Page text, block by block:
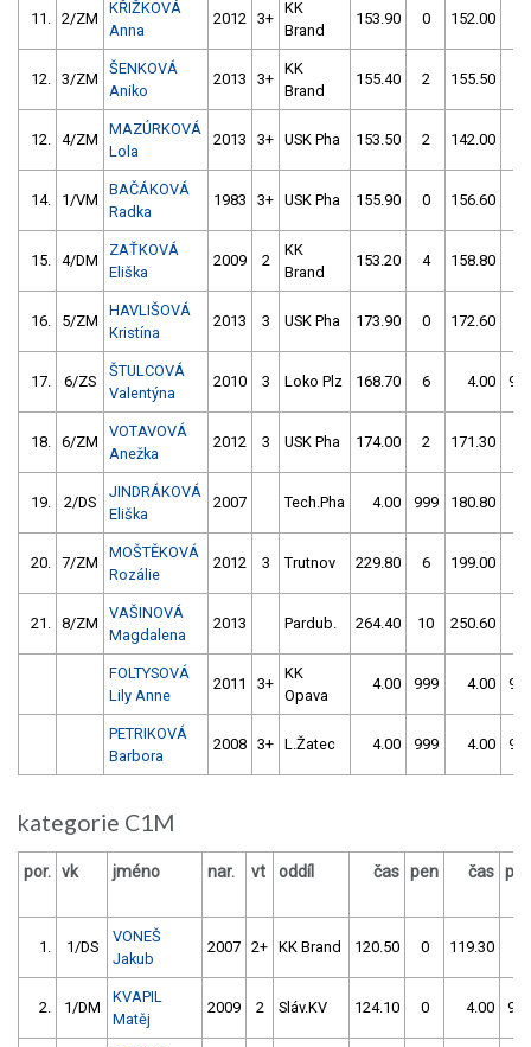
11. 2/ZM
KŘIŽKOVÁ
Anna
2012 3+
KK
Brand
153.90 0 152.00
12. 3/ZM
ŠENKOVÁ
Aniko
2013 3+
KK
Brand
155.40 2 155.50
12. 4/ZM
MAZÚRKOVÁ
Lola
2013 3+ USK Pha 153.50 2 142.00
14. 1/VM
BAČÁKOVÁ
Radka
1983 3+ USK Pha 155.90 0 156.60
15. 4/DM
ZAŤKOVÁ
Eliška
2009 2
KK
Brand
153.20 4 158.80
16. 5/ZM
HAVLIŠOVÁ
Kristína
2013 3 USK Pha 173.90 0 172.60
17. 6/ZS
ŠTULCOVÁ
Valentýna
2010 3 Loko Plz 168.70 6 4.00
18. 6/ZM
VOTAVOVÁ
Anežka
2012 3 USK Pha 174.00 2 171.30
19. 2/DS
JINDRÁKOVÁ
Eliška
2007 Tech.Pha 4.00 999 180.80
20. 7/ZM
MOŠTĚKOVÁ
Rozálie
2012 3 Trutnov 229.80 6 199.00
21. 8/ZM
VAŠINOVÁ
Magdalena
2013 Pardub. 264.40 10 250.60
FOLTYSOVÁ
Lily Anne
2011 3+
KK
Opava
4.00 999 4.00
PETRIKOVÁ
Barbora
2008 3+ L.Žatec 4.00 999 4.00
kategorie C1M
por. vk jméno nar. vt oddíl čas pen čas
1. 1/DS
VONEŠ
Jakub
2007 2+ KK Brand 120.50 0 119.30
2. 1/DM
KVAPIL
Matěj
2009 2 Sláv.KV 124.10 0 4.00 999